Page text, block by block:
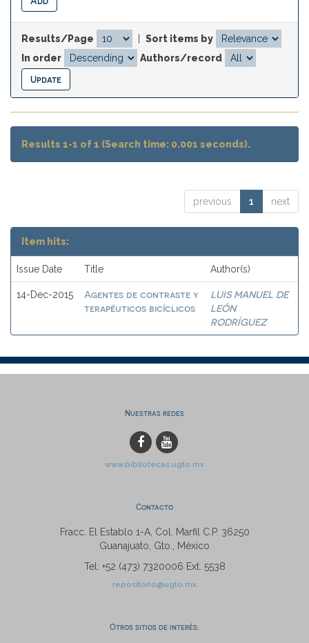
Results/Page
Sort items by
In order
Authors/record
Results 1-1 of 1 (Search time: 0.001 seconds).
previous 1 next
Item hits:
Issue Date Title Author(s)
14-Dec-2015
Agentes de contraste y
terapéuticos bicíclicos
LUIS MANUEL DE
LEÓN
RODRÍGUEZ
Nuestras redes
www.bibliotecas.ugto.mx
Contacto
Fracc. El Establo 1-A, Col. Marfil C.P. 36250
Guanajuato, Gto., México
Tel: +52 (473) 7320006 Ext. 5538
repositorio@ugto.mx
Otros sitios de interés: